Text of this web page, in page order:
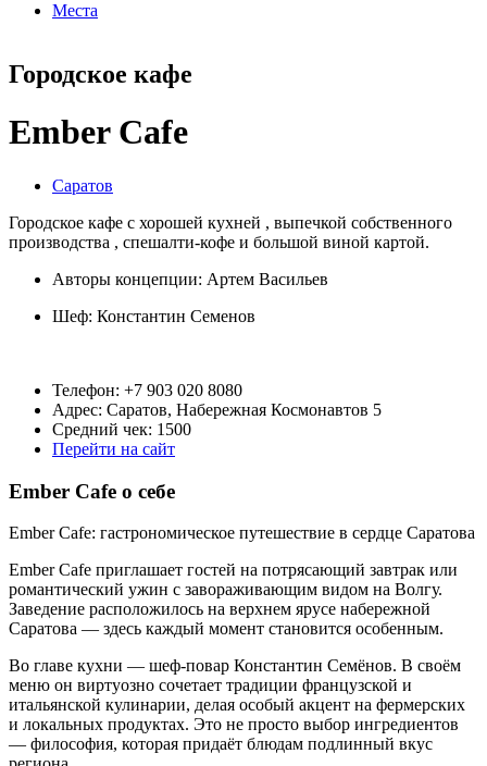
Места
Городское кафе
Ember Cafe
Саратов
Городское кафе с хорошей кухней , выпечкой собственного
производства , спешалти-кофе и большой виной картой.
Авторы концепции: Артем Васильев
Шеф: Константин Семенов
Телефон: +7 903 020 8080
Адрес: Саратов, Набережная Космонавтов 5
Средний чек: 1500
Перейти на сайт
Ember Cafe о себе
Ember Cafe: гастрономическое путешествие в сердце Саратова
Ember Cafe приглашает гостей на потрясающий завтрак или
романтический ужин с завораживающим видом на Волгу.
Заведение расположилось на верхнем ярусе набережной
Саратова — здесь каждый момент становится особенным.
Во главе кухни — шеф‑повар Константин Семёнов. В своём
меню он виртуозно сочетает традиции французской и
итальянской кулинарии, делая особый акцент на фермерских
и локальных продуктах. Это не просто выбор ингредиентов
— философия, которая придаёт блюдам подлинный вкус